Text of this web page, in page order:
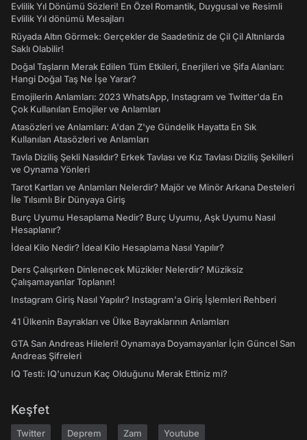
Evlilik Yıl Dönümü Sözleri! En Özel Romantik, Duygusal ve Resimli
Evlilik Yıl dönümü Mesajları
Rüyada Altın Görmek: Gerçekler de Saadetiniz de Çil Çil Altınlarda
Saklı Olabilir!
Doğal Taşların Merak Edilen Tüm Etkileri, Enerjileri ve Şifa Alanları:
Hangi Doğal Taş Ne İşe Yarar?
Emojilerin Anlamları: 2023 WhatsApp, Instagram ve Twitter'da En
Çok Kullanılan Emojiler ve Anlamları
Atasözleri ve Anlamları: A'dan Z'ye Gündelik Hayatta En Sık
Kullanılan Atasözleri ve Anlamları
Tavla Diziliş Şekli Nasıldır? Erkek Tavlası ve Kız Tavlası Diziliş Şekilleri
ve Oynama Yönleri
Tarot Kartları ve Anlamları Nelerdir? Majör ve Minör Arkana Desteleri
İle Tılsımlı Bir Dünyaya Giriş
Burç Uyumu Hesaplama Nedir? Burç Uyumu, Aşk Uyumu Nasıl
Hesaplanır?
İdeal Kilo Nedir? İdeal Kilo Hesaplama Nasıl Yapılır?
Ders Çalışırken Dinlenecek Müzikler Nelerdir? Müziksiz
Çalışamayanlar Toplanın!
Instagram Giriş Nasıl Yapılır? Instagram'a Giriş İşlemleri Rehberi
41 Ülkenin Bayrakları ve Ülke Bayraklarının Anlamları
GTA San Andreas Hileleri! Oynamaya Doyamayanlar İçin Güncel San
Andreas Şifreleri
IQ Testi: IQ'unuzun Kaç Olduğunu Merak Ettiniz mi?
Keşfet
Twitter Deprem Zam Youtube